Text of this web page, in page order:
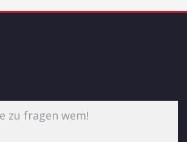
zu fragen wem!